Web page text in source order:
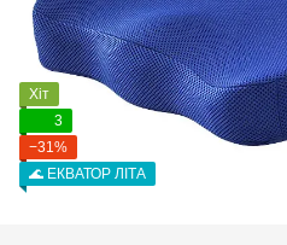
Хіт
3
−31%
🌊 ЕКВАТОР ЛІТА